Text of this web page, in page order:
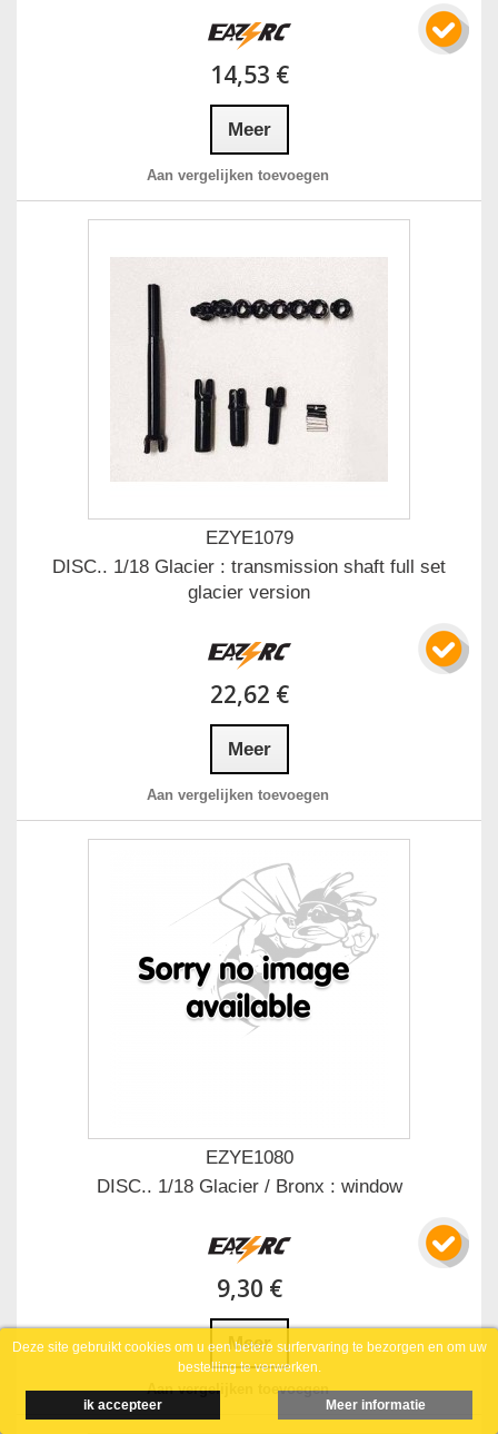
Deze site gebruikt cookies om u een betere surfervaring te bezorgen en om uw
bestelling te verwerken.
ik accepteer Meer informatie
14,53 €
Meer
Aan vergelijken toevoegen
EZYE1079
DISC.. 1/18 Glacier : transmission shaft full set
glacier version
22,62 €
Meer
Aan vergelijken toevoegen
EZYE1080
DISC.. 1/18 Glacier / Bronx : window
9,30 €
Meer
Aan vergelijken toevoegen